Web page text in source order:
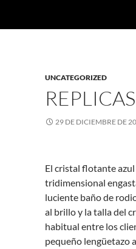
UNCATEGORIZED
29 DE DICIEMBRE DE
El cristal flotante
tridimensional
luciente baño de
al brillo y la talla del
habitual entre los
pequeño lengüetazo